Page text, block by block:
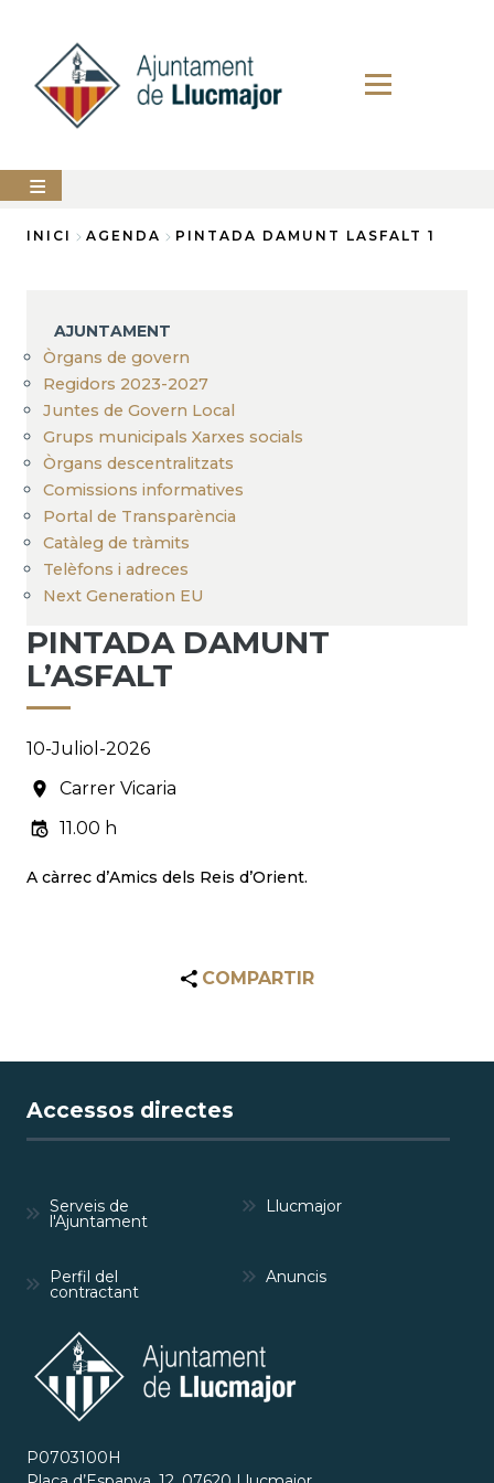
contingut
AJUNTAMENT
SERVEIS
MUNICIPALS
PERFIL
DEL
CONTRACTANT
ANUNCIS
INICI AGENDA PINTADA DAMUNT LASFALT 1
AJUNTAMENT
Òrgans de govern
Regidors 2023-2027
Juntes de Govern Local
Grups municipals Xarxes socials
Òrgans descentralitzats
Comissions informatives
Portal de Transparència
Catàleg de tràmits
Telèfons i adreces
Next Generation EU
PINTADA DAMUNT
L’ASFALT
10-Juliol-2026
Carrer Vicaria
11.00 h
A càrrec d’Amics dels Reis d’Orient.
COMPARTIR
Accessos directes
Serveis de
l'Ajuntament
Llucmajor
Perfil del
contractant
Anuncis
P0703100H